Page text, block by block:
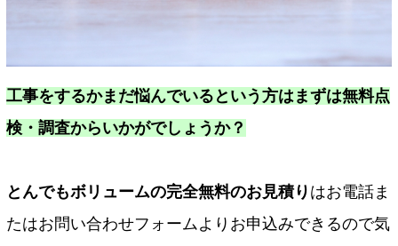
工事をするかまだ悩んでいるという方はまずは無料点
検・調査からいかがでしょうか？
とんでもボリュームの完全無料のお見積り はお電話ま
たはお問い合わせフォームよりお申込みできるので気